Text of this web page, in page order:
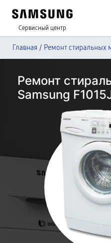
Сервисный центр
Главная / Ремонт стиральных
Ремонт
Samsung